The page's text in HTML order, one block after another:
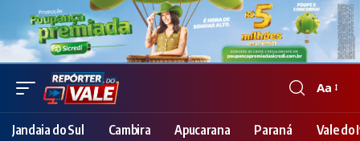
Font
Resizer
Aa
Jandaia do Sul Cambira Apucarana Paraná Vale do